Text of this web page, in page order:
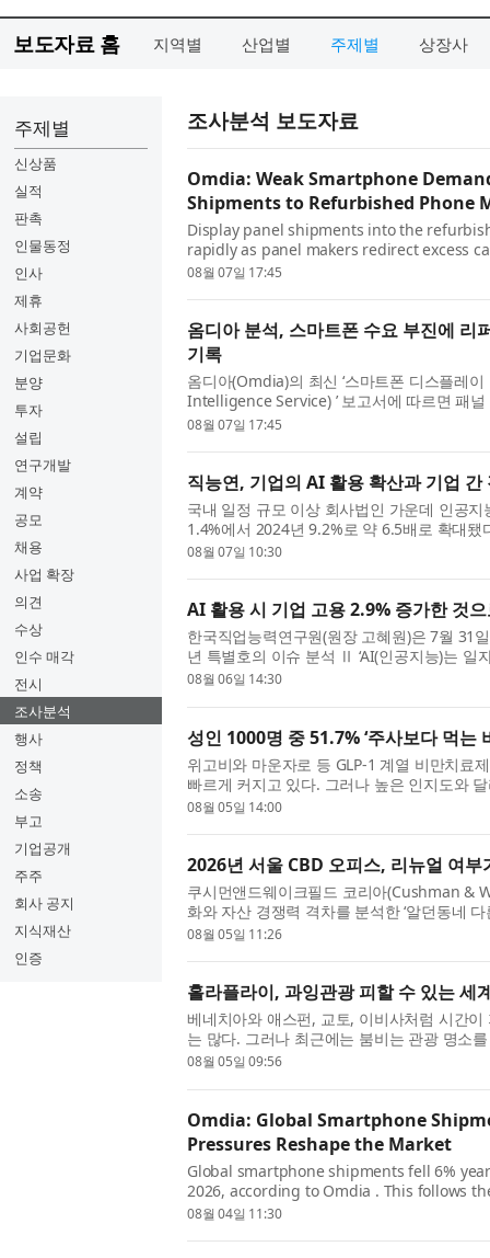
보도자료 홈 지역별 산업별 주제별 상장사
주제별
신상품
실적
판촉
인물동정
인사
제휴
사회공헌
기업문화
분양
투자
설립
연구개발
계약
공모
채용
사업 확장
의견
수상
인수 매각
전시
조사분석
행사
정책
소송
부고
기업공개
주주
회사 공지
지식재산
인증
조사분석 보도자료
Omdia: Weak Smartphone
Shipments to Refurbished Phone
Display panel shipments into the
rapidly as panel makers redirect excess
smartphone manufacturers, according to
08월 07일 17:45
옴디아 분석, 스마트폰 수요 부진에 리
기록
옴디아(Omdia)의 최신 ‘스마트폰 디스플레
Intelligence Service) ’ 보고서에 따르면 패
에 따른 잉여 생산 능력을 리퍼비시 스마트
08월 07일 17:45
직능연, 기업의 AI 활용 확산과 기업 간
국내 일정 규모 이상 회사법인 가운데 인공
1.4%에서 2024년 9.2%로 약 6.5배로 확대
으며, 기업 규모와 산업에 따른 격차가 뚜렷
08월 07일 10:30
AI 활용 시 기업 고용 2.9% 증가한 것
한국직업능력연구원(원장 고혜원)은 7월 31
년 특별호의 이슈 분석 Ⅱ ‘AI(인공지능)는 일
활용의 고용 효과’를 통해 AI 활용 전후 기업
08월 06일 14:30
성인 1000명 중 51.7% ‘주사보다 먹는
위고비와 마운자로 등 GLP-1 계열 비만치료
빠르게 커지고 있다. 그러나 높은 인지도와
는 소비자가 많은 것으로 나타났다. 리서치
08월 05일 14:00
2026년 서울 CBD 오피스, 리뉴얼 여
쿠시먼앤드웨이크필드 코리아(Cushman &
화와 자산 경쟁력 격차를 분석한 ‘알던동네
이번 보고서는 쿠시먼앤드웨이크필드가 독
08월 05일 11:26
홀라플라이, 과잉관광 피할 수 있는 세
베네치아와 애스펀, 교토, 이비사처럼 시간
는 많다. 그러나 최근에는 붐비는 관광 명소
다. 점점 더 많은 여행객이 인파와 긴 대기줄
08월 05일 09:56
Omdia: Global Smartphone
Pressures Reshape the Market
Global smartphone shipments fell 6%
2026, according to Omdia . This follows
which gave way to the adjustment phase
08월 04일 11:30